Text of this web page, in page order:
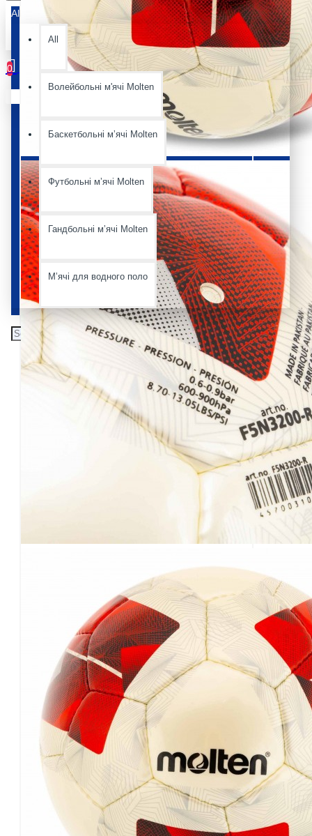
All
All
Волейбольні м'ячі Molten
Баскетбольні мʼячі Molten
Футбольні мʼячі Molten
Гандбольні мʼячі Molten
Мʼячі для водного поло
0